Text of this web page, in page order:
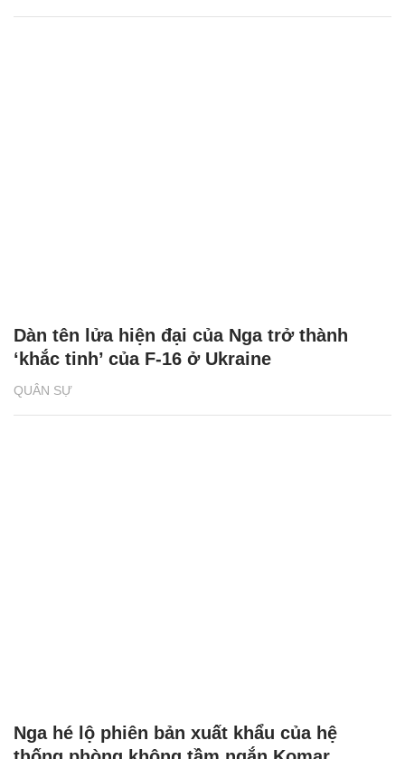
QUÂN SỰ
Dàn tên lửa hiện đại của Nga trở thành
‘khắc tinh’ của F-16 ở Ukraine
Nga hé lộ phiên bản xuất khẩu của hệ